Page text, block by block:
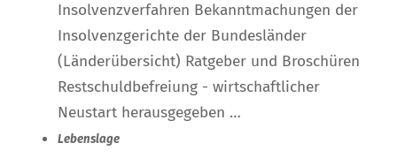
Insolvenzverfahren Bekanntmachungen der
Insolvenzgerichte der Bundesländer
(Länderübersicht) Ratgeber und Broschüren
Restschuldbefreiung - wirtschaftlicher
Neustart herausgegeben …
Lebenslage